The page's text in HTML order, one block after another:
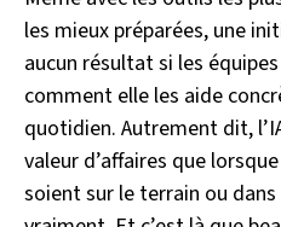
les mieux préparées, une
aucun résultat si les
comment elle les aide
quotidien. Autrement dit,
valeur d’affaires que
soient sur le terrain ou